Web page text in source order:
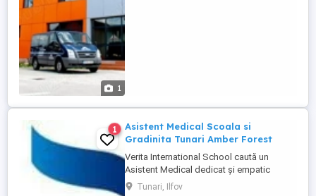
1
1
Asistent Medical Scoala si
Gradinita Tunari Amber Forest
Verita International School caută un
Asistent Medical dedicat și empatic
pentru campusul din Tunari, Ilfov in cadrul
Tunari, Ilfov